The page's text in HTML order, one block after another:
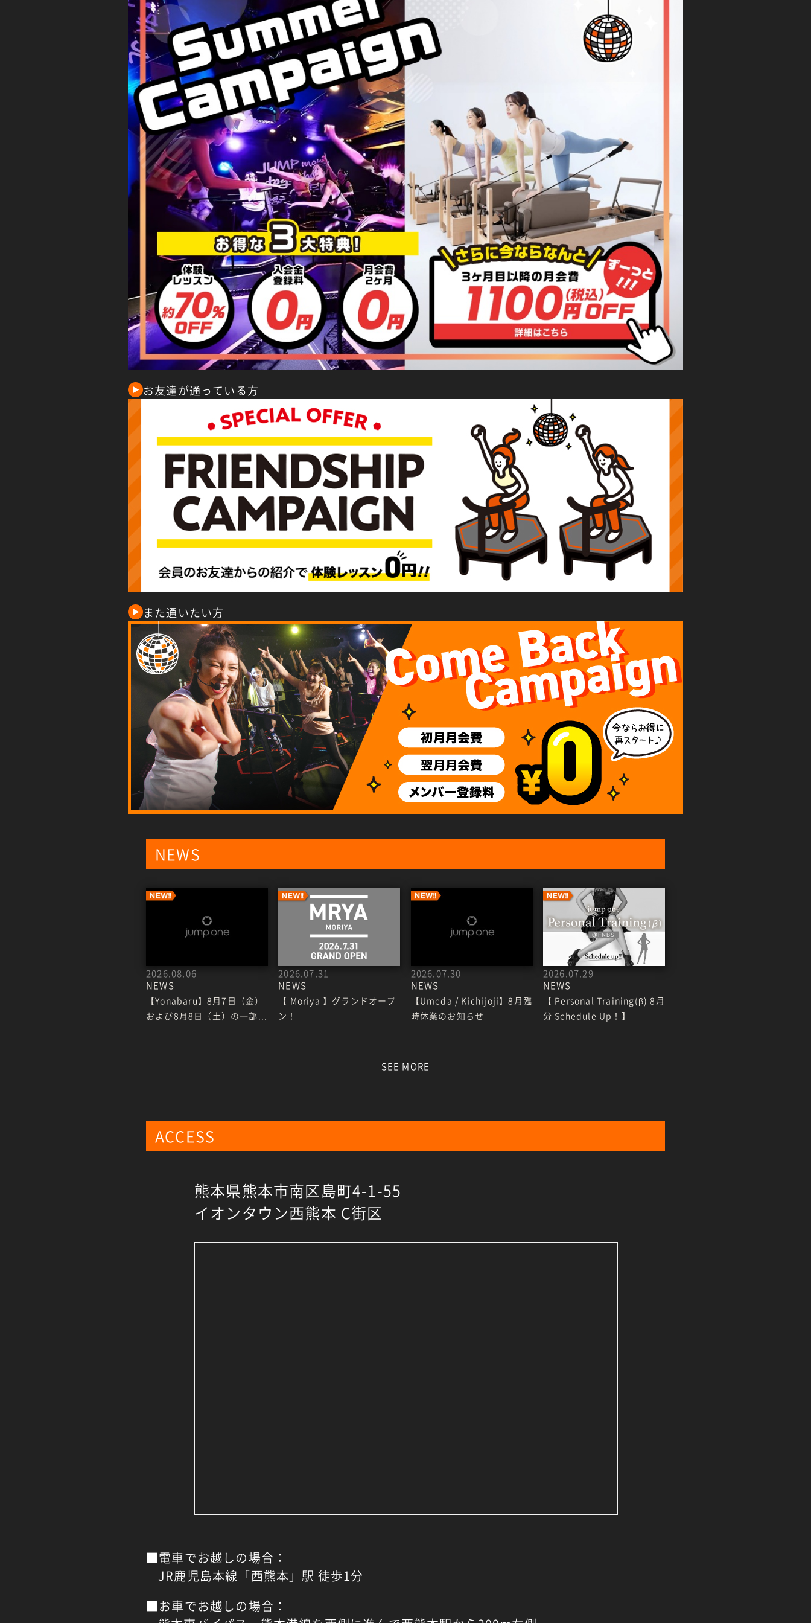
お友達が通っている方
また通いたい方
NEWS
2026.08.06
NEWS
【Yonabaru】8月7日（金）
および8月8日（土）の一部...
2026.07.31
NEWS
【 Moriya 】グランドオープ
ン！
2026.07.30
NEWS
【Umeda / Kichijoji】8月臨
時休業のお知らせ
2026.07.29
NEWS
【 Personal Training(β) 8月
分 Schedule Up！】
SEE MORE
ACCESS
熊本県熊本市南区島町4-1-55
イオンタウン西熊本 C街区
■電車でお越しの場合：
JR鹿児島本線「西熊本」駅 徒歩1分
■お車でお越しの場合：